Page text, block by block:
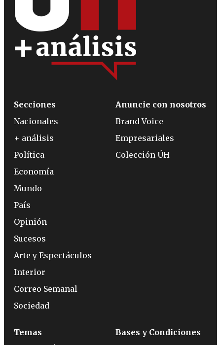
Secciones
Nacionales
+ análisis
Política
Economía
Mundo
País
Opinión
Sucesos
Arte y Espectáculos
Interior
Correo Semanal
Sociedad
Anuncie con nosotros
Brand Voice
Empresariales
Colección ÚH
Temas
Bases y Condiciones